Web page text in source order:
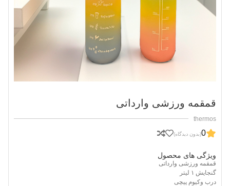
قمقمه ورزشی وارداتی
thermos
0(بدون دیدگاه)
ویژگی های محصول
قمقمه ورزشی وارداتی
گنجایش ۱ لیتر
درب وکیوم پیچی